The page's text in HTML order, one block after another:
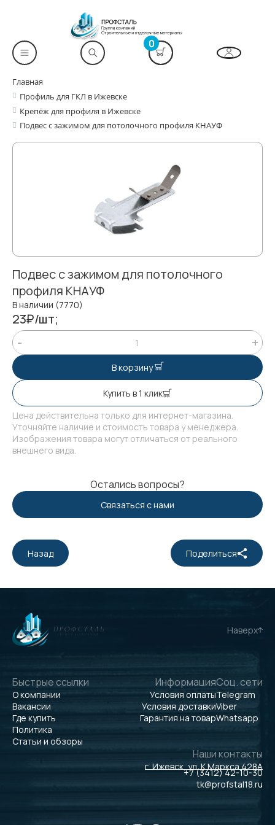
0
Главная
Профиль для ГКЛ в Ижевске
Крепёж для профиля в Ижевске
Подвес с зажимом для потолочного профиля КНАУФ
Подвес с зажимом для потолочного
профиля КНАУФ
В наличии (7770)
23₽/шт;
В корзину
Купить в 1 клик
Цена действительна только для интернет-магазина.
Уточняйте наличие и стоимость товара у менеджера.
Изображения товара могут отличаться от реального
внешнего вида.
Остались вопросы?
Связаться с нами
Назад Поделиться
Наверх
Быстрые ссылки
О компании
Вакансии
Где купить
Политика
Статьи и обзоры
Информация
Условия оплаты
Условия доставки
Гарантия на товар
Соц. сети
Telegram
Viber
Whatsapp
Наши контакты
г. Ижевск, ул. К.Маркса 428А
+7 (3412) 42-10-30
tk@profstal18.ru